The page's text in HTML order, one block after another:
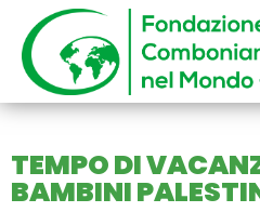
TEMPO DI
BAMBINI